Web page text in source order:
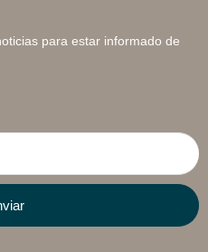
para estar informado de